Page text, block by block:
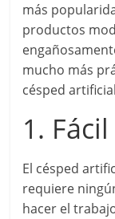
más
productos
mucho más
césped
1.
El césped
requiere
hacer el